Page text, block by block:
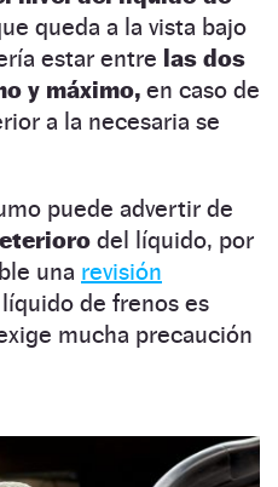
queda a la vista bajo
estar entre las dos
y máximo, en caso de
a la necesaria se
puede advertir de
del líquido, por
una revisión
de frenos es
mucha precaución